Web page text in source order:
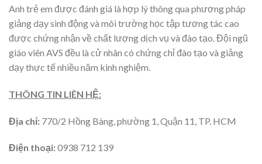
Anh trẻ em được đánh giá là hợp lý thông qua phương pháp
giảng dạy sinh động và môi trường học tập tương tác cao
được chứng nhận về chất lượng dịch vụ và đào tạo. Đội ngũ
giáo viên AVS đều là cử nhân có chứng chỉ đào tạo và giảng
dạy thực tế nhiều năm kinh nghiệm.
THÔNG TIN LIÊN HỆ:
Địa chỉ: 770/2 Hồng Bàng, phường 1, Quận 11, TP. HCM
Điện thoại:0938 712 139